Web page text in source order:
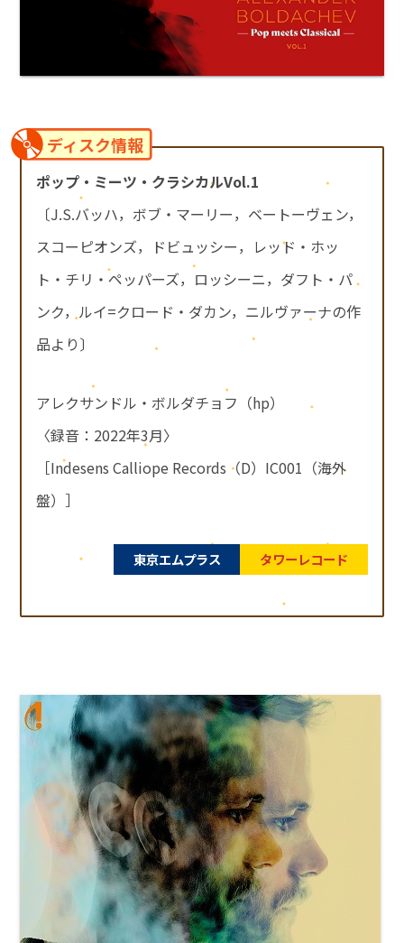
ディスク情報
ポップ・ミーツ・クラシカルVol.1
〔J.S.バッハ，ボブ・マーリー，ベートーヴェン，
スコーピオンズ，ドビュッシー，レッド・ホッ
ト・チリ・ペッパーズ，ロッシーニ，ダフト・パ
ンク，ルイ=クロード・ダカン，ニルヴァーナの作
品より〕
アレクサンドル・ボルダチョフ（hp）
〈録音：2022年3月〉
［Indesens Calliope Records（D）IC001（海外
盤）］
東京エムプラス タワーレコード